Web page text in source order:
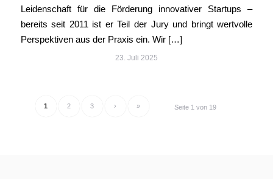
Leidenschaft für die Förderung innovativer Startups –
bereits seit 2011 ist er Teil der Jury und bringt wertvolle
Perspektiven aus der Praxis ein. Wir […]
23. Juli 2025
Seite 1 von 19
1 2 3 › »